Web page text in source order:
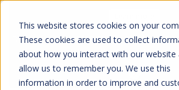
This website stores cookies on your
These cookies are used to collect
about how you interact with our website
allow us to remember you. We use this
information in order to improve and
Don't trust your CMDB? Try IP Fabric's
available in the ServiceNow